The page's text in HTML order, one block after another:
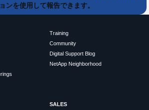
ンを使用して報告できます。
Training
Community
Digital Support Blog
NetApp Neighborhood
SALES